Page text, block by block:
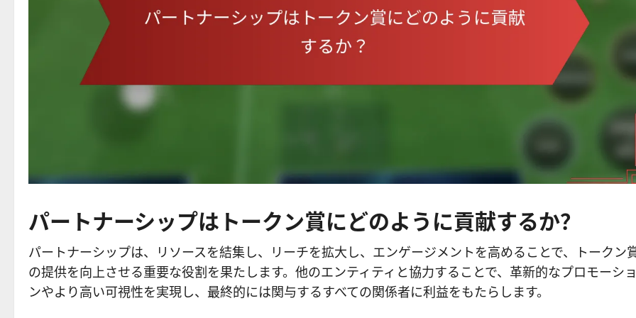
パートナーシップはトークン賞にどのように貢献するか？
パートナーシップは、リソースを結集し、リーチを拡大し、エンゲージメントを高めることで、トークン
の提供を向上させる重要な役割を果たします。他のエンティティと協力することで、革新的なプロモーシ
ンやより高い可視性を実現し、最終的には関与するすべての関係者に利益をもたらします。